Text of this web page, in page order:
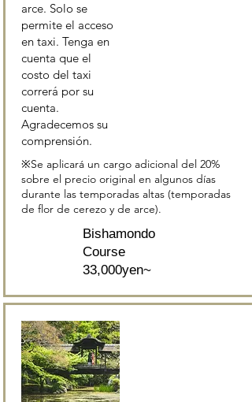
arce. Solo se
permite el acceso
en taxi. Tenga en
cuenta que el
costo del taxi
correrá por su
cuenta.
Agradecemos su
comprensión.
※Se aplicará un cargo adicional del 20%
sobre el precio original en algunos días
durante las temporadas altas (temporadas
de flor de cerezo y de arce).
Bishamondo
Course
33,000yen~